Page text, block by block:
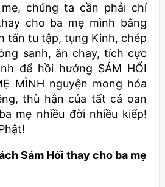
chúng ta cần phải chí
cho ba mẹ mình bằng
tấn tu tập, tụng Kinh, chép
sanh, ăn chay, tích cực
để hồi hướng SÁM HỐI
MÌNH nguyện mong hóa
thù hận của tất cả oan
mẹ nhiều đời nhiều kiếp!
Sám Hối thay cho ba mẹ